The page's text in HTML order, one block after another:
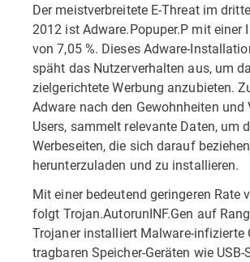
Der meistverbreitete E-Threat im
2012 ist Adware.Popuper.P mit einer
von 7,05 %. Dieses Adware-
späht das Nutzerverhalten aus, um
zielgerichtete Werbung anzubieten.
Adware nach den Gewohnheiten und
Users, sammelt relevante Daten, um
Werbeseiten, die sich darauf
herunterzuladen und zu installieren.
Mit einer bedeutend geringeren Rate
folgt Trojan.AutorunINF.Gen auf
Trojaner installiert Malware-infizierte
tragbaren Speicher-Geräten wie USB-